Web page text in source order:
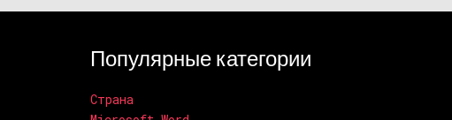
Популярные категории
Страна